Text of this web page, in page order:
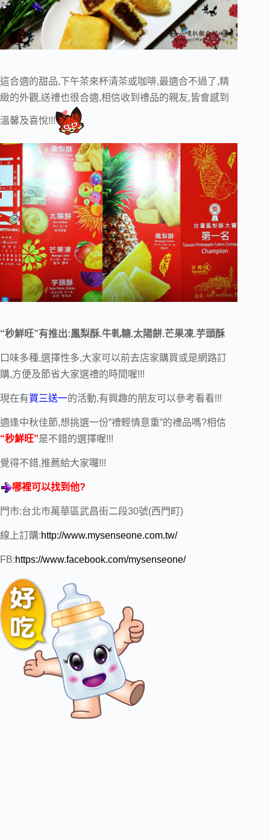
這合適的甜品,下午茶來杯清茶或咖啡,最適合不過了,精
緻的外觀,送禮也很合適,相信收到禮品的親友,皆會感到
溫馨及喜悅!!!
“秒鮮旺”有推出:鳳梨酥.牛軋糖.太陽餅.芒果凍.芋頭酥
口味多種,選擇性多,大家可以前去店家購買或是網路訂
購,方便及節省大家選禮的時間喔!!!
現在有買三送一的活動,有興趣的朋友可以參考看看!!!
適逢中秋佳節,想挑選一份”禮輕情意重”的禮品嗎?相信
“秒鮮旺”是不錯的選擇喔!!!
覺得不錯,推薦給大家囉!!!
哪裡可以找到他?
門市:台北市萬華區武昌街二段30號(西門町)
線上訂購:http://www.mysenseone.com.tw/
FB:https://www.facebook.com/mysenseone/